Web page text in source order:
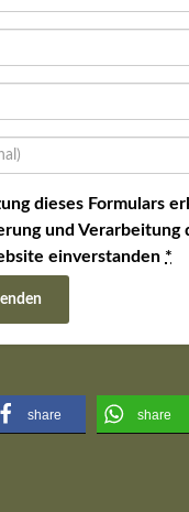
dieses Formulars
und Verarbeitung
einverstanden *
share share